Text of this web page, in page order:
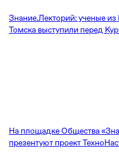
Знание.Лекторий: ученые
Томска выступили перед
На площадке Общества
презентуют проект